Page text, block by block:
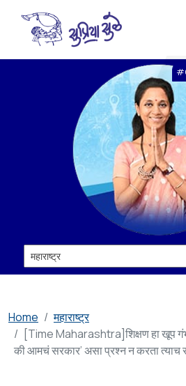
Home
महाराष्ट्र
[Time Maharashtra]शिक्षण हा खूप
की आमचं सरकार’ असा प्रश्न न करता त्याच